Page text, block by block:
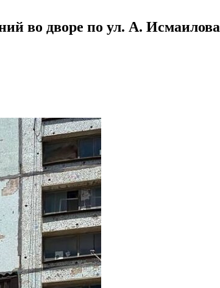
во дворе по ул. А. Исмаилова